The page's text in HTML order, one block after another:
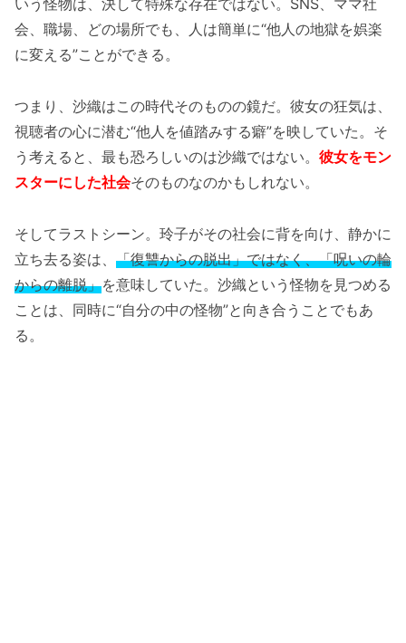
いう怪物は、決して特殊な存在ではない。SNS、ママ社
会、職場、どの場所でも、人は簡単に“他人の地獄を娯楽
に変える”ことができる。
つまり、沙織はこの時代そのものの鏡だ。彼女の狂気は、
視聴者の心に潜む“他人を値踏みする癖”を映していた。そ
う考えると、最も恐ろしいのは沙織ではない。 彼女をモン
スターにした社会そのものなのかもしれない。
そしてラストシーン。玲子がその社会に背を向け、静かに
立ち去る姿は、 「復讐からの脱出」ではなく、「呪いの輪
からの離脱」を意味していた。沙織という怪物を見つめる
ことは、同時に“自分の中の怪物”と向き合うことでもあ
る。